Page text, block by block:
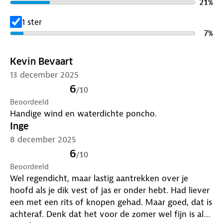
functionaliteit, comfort en stijl, en biedt optimale
bescherming tijdens elke regenachtige rit. Bestel
jouw Limited Edition ANWB Regenponcho en ga
Materiaal:
100%gerecycled polyester
Afmetingen:
Totale lengte vanaf schouder voorkant: 112 cm
(M/L), 114 cm (XL/XXL)
Totale lengte vanaf schouder achterkant: 114 cm
(M/L), 120 cm (XL/XXL)
Model zwart is 1m87 en draagt maat M/L
Model geel is 1m79 en draagt maat M/L
Heb jij thuis nog afgedragen kleding, schoenen of
21%
1 ster
7%
Kevin Bevaart
13 december 2025
6/10
Beoordeeld
Handige wind en waterdichte poncho.
Inge
8 december 2025
6/10
Beoordeeld
Wel regendicht, maar lastig aantrekken over je
hoofd als je dik vest of jas er onder hebt. Had liever
een met een rits of knopen gehad. Maar goed, dat is
achteraf. Denk dat het voor de zomer wel fijn is als